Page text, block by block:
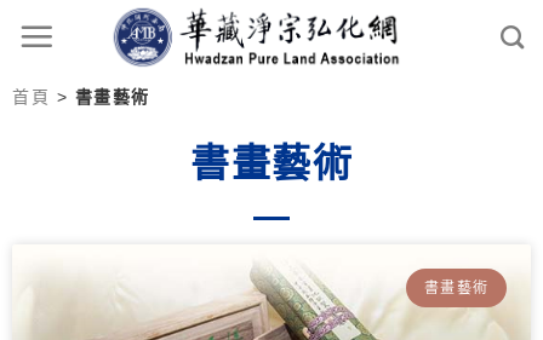
首頁 > 書畫藝術
書畫藝術
書畫藝術